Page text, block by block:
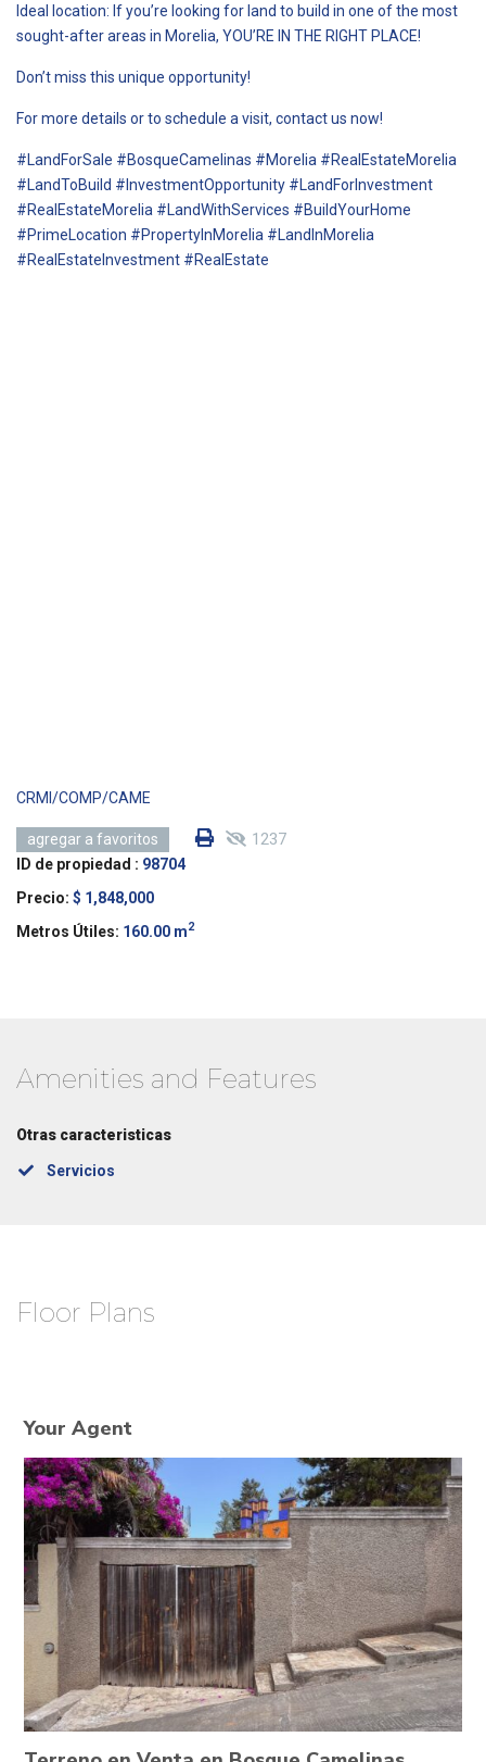
Ideal location: If you’re looking for land to build in one of the most
sought-after areas in Morelia, YOU’RE IN THE RIGHT PLACE!
Don’t miss this unique opportunity!
For more details or to schedule a visit, contact us now!
#LandForSale #BosqueCamelinas #Morelia #RealEstateMorelia
#LandToBuild #InvestmentOpportunity #LandForInvestment
#RealEstateMorelia #LandWithServices #BuildYourHome
#PrimeLocation #PropertyInMorelia #LandInMorelia
#RealEstateInvestment #RealEstate
CRMI/COMP/CAME
agregar a favoritos 1237
ID de propiedad : 98704
Precio: $ 1,848,000
Metros Útiles: 160.00 m2
Amenities and Features
Otras caracteristicas
Servicios
Floor Plans
Your Agent